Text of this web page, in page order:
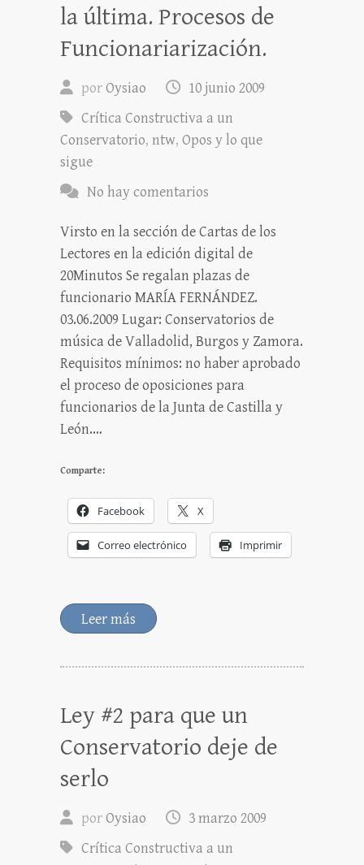
la última. Procesos de
Funcionariarización.
porOysiao
10 junio 2009
Crítica Constructiva a un
Conservatorio, ntw, Opos y lo que
sigue
No hay comentarios
Virsto en la sección de Cartas de los
Lectores en la edición digital de
20Minutos Se regalan plazas de
funcionario MARÍA FERNÁNDEZ.
03.06.2009 Lugar: Conservatorios de
música de Valladolid, Burgos y Zamora.
Requisitos mínimos: no haber aprobado
el proceso de oposiciones para
funcionarios de la Junta de Castilla y
León.…
Comparte:
Facebook X
Correo electrónico Imprimir
Leer más
Ley #2 para que un
Conservatorio deje de
serlo
porOysiao
3 marzo 2009
Crítica Constructiva a un